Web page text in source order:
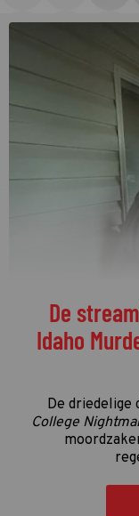
De
Idaho
De driedelige
College